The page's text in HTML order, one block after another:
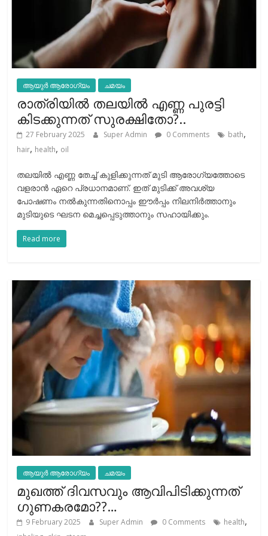
ആയുർ ആരോഗ്യം ചമയം
രാത്രിയില്‍ തലയില്‍ എണ്ണ പുരട്ടി
കിടക്കുന്നത് സുരക്ഷിതോ?..
27 February 2025 Super Admin 0 Comments bath,
hair, health, oil
തലയില്‍ എണ്ണ തേച്ച് കുളിക്കുന്നത് മുടി ആരോഗ്യത്തോടെ
വളരാന്‍ ഏറെ പ്രധാനമാണ്. ഇത് മുടിക്ക് അവശ്യ
പോഷണം നല്‍കുന്നതിനൊപ്പം ഈര്‍പ്പം നിലനിര്‍ത്താനും
മുടിയുടെ ഘടന മെച്ചപ്പെടുത്താനും സഹായിക്കും.
Read more
ആയുർ ആരോഗ്യം ചമയം
മുഖത്ത് ദിവസവും ആവിപിടിക്കുന്നത്
ഗുണകരമോ??…
9 February 2025 Super Admin 0 Comments health,